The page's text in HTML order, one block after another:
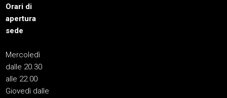
Orari di
apertura
sede
Mercoledì
dalle 20.30
alle 22.00
Giovedì dalle